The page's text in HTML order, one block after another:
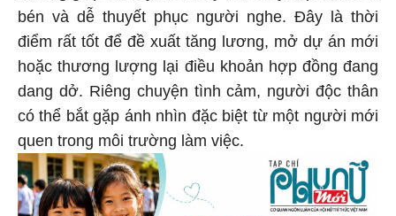
bén và dễ thuyết phục người nghe. Đây là thời
điểm rất tốt để đề xuất tăng lương, mở dự án mới
hoặc thương lượng lại điều khoản hợp đồng đang
dang dở. Riêng chuyện tình cảm, người độc thân
có thể bắt gặp ánh nhìn đặc biệt từ một người mới
quen trong môi trường làm việc.